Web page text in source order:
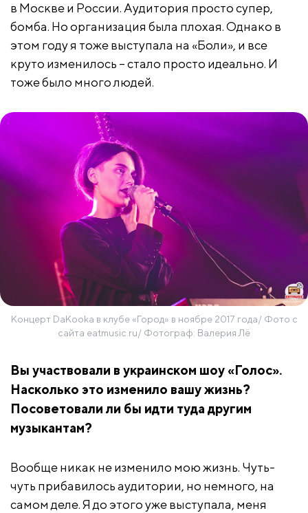
в Москве и России. Аудитория просто супер,
бомба. Но организация была плохая. Однако в
этом году я тоже выступала на «Боли», и все
круто изменилось – стало просто идеально. И
тоже было много людей.
Концерт DaKooka в клубе «Город» в ноябре 2017 года/ Фото с
сайта eatmusic.ru/ Фотограф: Валерия Лё
Вы участвовали в украинском шоу «Голос».
Насколько это изменило вашу жизнь?
Посоветовали ли бы идти туда другим
музыкантам?
Вообще никак не изменило мою жизнь. Чуть-
чуть прибавилось аудитории, но немного, на
самом деле. Я до этого уже выступала, меня